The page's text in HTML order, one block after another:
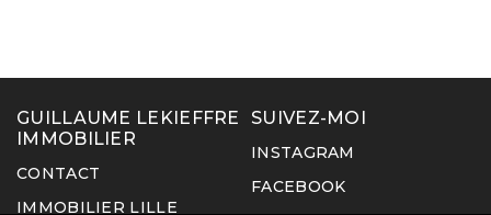
GUILLAUME LEKIEFFRE
IMMOBILIER
CONTACT
IMMOBILIER LILLE
SUIVEZ-MOI
INSTAGRAM
FACEBOOK